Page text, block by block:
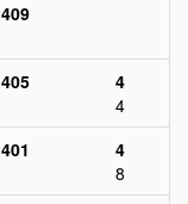
409
405
4
4
401
4
8